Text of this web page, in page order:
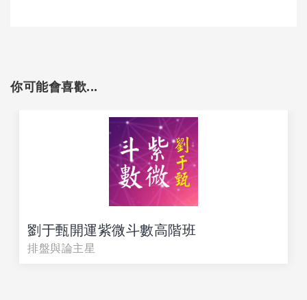
你可能會喜歡...
劉于甄開運紫微斗數高階班
排盤與論主星